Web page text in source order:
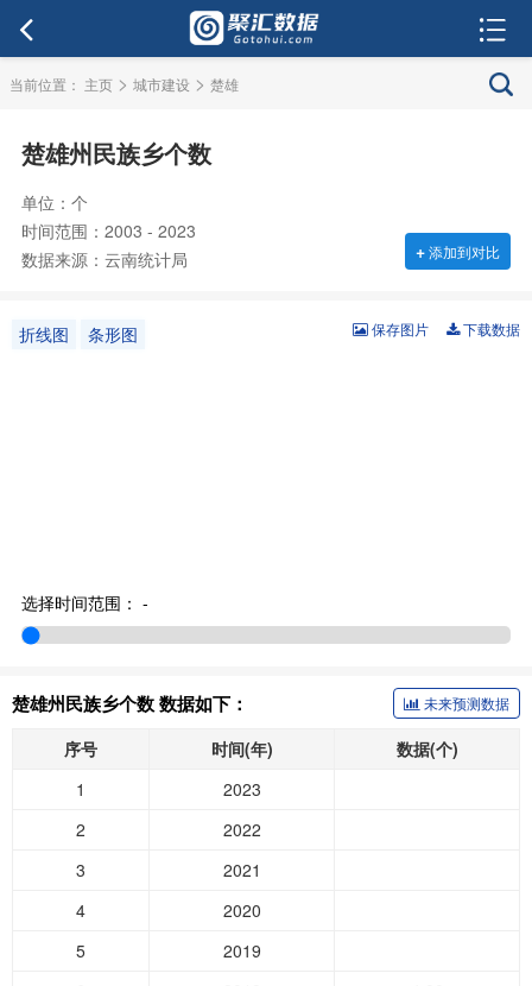
当前位置： 主页 > 城市建设 > 楚雄
楚雄州民族乡个数
单位：个
时间范围：2003 - 2023
数据来源：云南统计局
+添加到对比
折线图 条形图 下载数据
保存图片
选择时间范围： -
楚雄州民族乡个数 数据如下： 未来预测数据
序号 时间(年)
数据(个)
1
2023
2
2022
3
2021
4
2020
5
2019